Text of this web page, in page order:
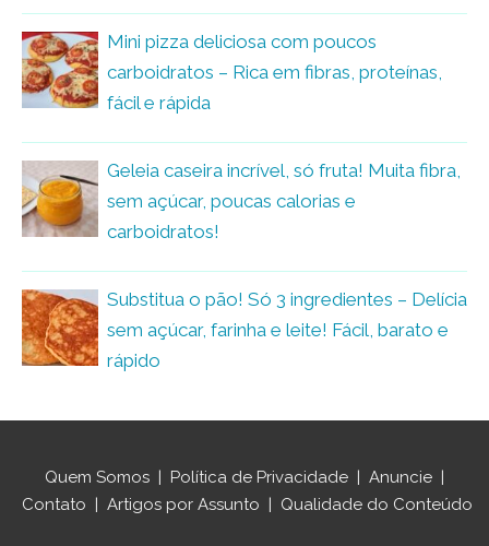
Mini pizza deliciosa com poucos
carboidratos – Rica em fibras, proteínas,
fácil e rápida
Geleia caseira incrível, só fruta! Muita fibra,
sem açúcar, poucas calorias e
carboidratos!
Substitua o pão! Só 3 ingredientes – Delícia
sem açúcar, farinha e leite! Fácil, barato e
rápido
Quem Somos Política de Privacidade Anuncie
Contato
Artigos por Assunto Qualidade do Conteúdo